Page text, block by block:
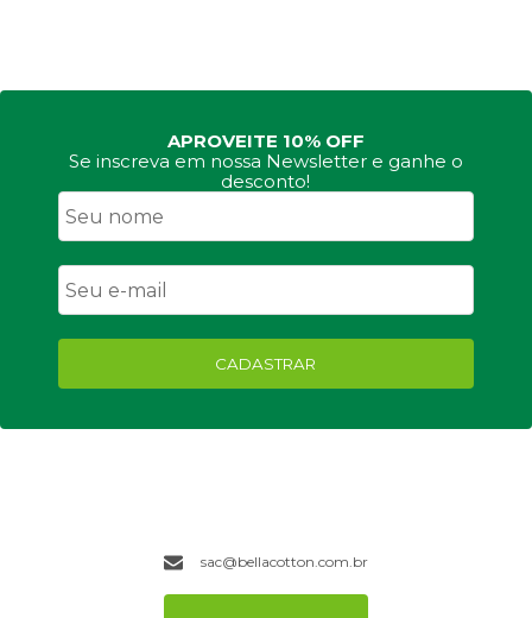
APROVEITE 10% OFF
Se inscreva em nossa Newsletter e ganhe o
desconto!
CADASTRAR
sac@bellacotton.com.br